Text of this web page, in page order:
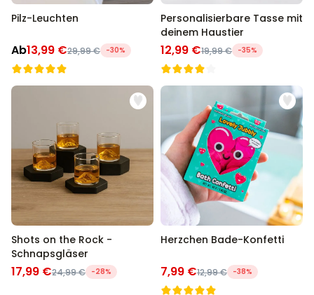
Pilz-Leuchten
Ab13,99 €29,99 € -30%
Personalisierbare Tasse mit
deinem Haustier
12,99 €19,99 € -35%
Shots on the Rock -
Schnapsgläser
17,99 €24,99 € -28%
Herzchen Bade-Konfetti
7,99 €12,99 € -38%